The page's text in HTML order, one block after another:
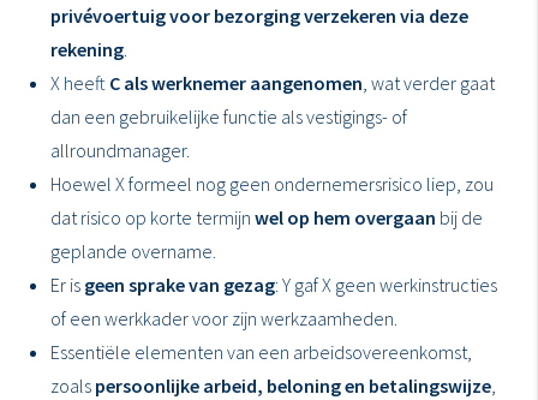
privévoertuig voor bezorging verzekeren via deze
rekening.
X heeft C als werknemer aangenomen, wat verder gaat
dan een gebruikelijke functie als vestigings- of
allroundmanager.
Hoewel X formeel nog geen ondernemersrisico liep, zou
dat risico op korte termijnwel op hem overgaan bij de
geplande overname.
Er is geen sprake van gezag: Y gaf X geen werkinstructies
of een werkkader voor zijn werkzaamheden.
Essentiële elementen van een arbeidsovereenkomst,
zoals persoonlijke arbeid, beloning en betalingswijze,